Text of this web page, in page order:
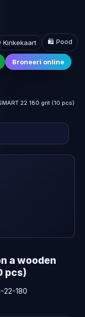
Kinkekaart 🛍️ Pood
Broneeri online
22 180 grit (10 pcs)
a wooden
pcs)
22-180